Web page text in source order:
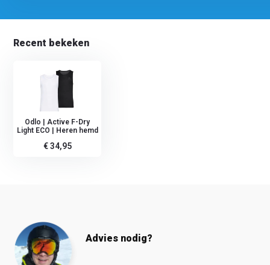
Recent bekeken
Odlo | Active F-Dry
Light ECO | Heren hemd
€ 34,95
Advies nodig?